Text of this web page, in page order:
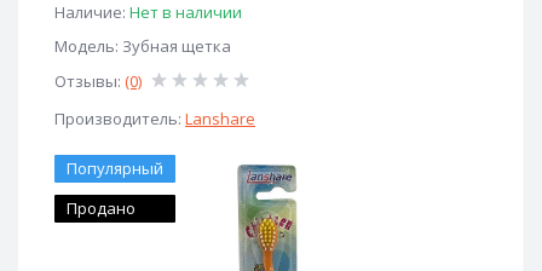
Наличие: Нет в наличии
Модель: Зубная щетка
Отзывы: (0)
Производитель: Lanshare
Популярный
Продано